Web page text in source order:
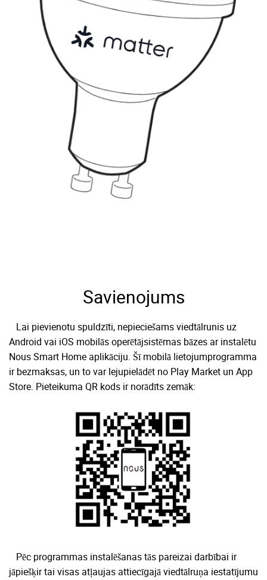
Savienojums
Lai pievienotu spuldzīti, nepieciešams viedtālrunis uz
Android vai iOS mobilās operētājsistēmas bāzes ar instalētu
Nous Smart Home aplikāciju. Šī mobilā lietojumprogramma
ir bezmaksas, un to var lejupielādēt no Play Market un App
Store. Pieteikuma QR kods ir norādīts zemāk:
Pēc programmas instalēšanas tās pareizai darbībai ir
jāpiešķir tai visas atļaujas attiecīgajā viedtālruņa iestatījumu